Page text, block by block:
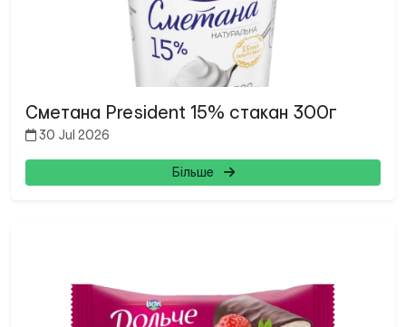
Сметана President 15% стакан 300г
30 Jul 2026
Більше